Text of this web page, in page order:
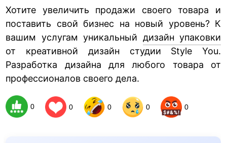
Хотите увеличить продажи своего товара и
поставить свой бизнес на новый уровень? К
вашим услугам уникальный дизайн упаковки
от креативной дизайн студии Style You.
Разработка дизайна для любого товара от
профессионалов своего дела.
0 0 0 0 0